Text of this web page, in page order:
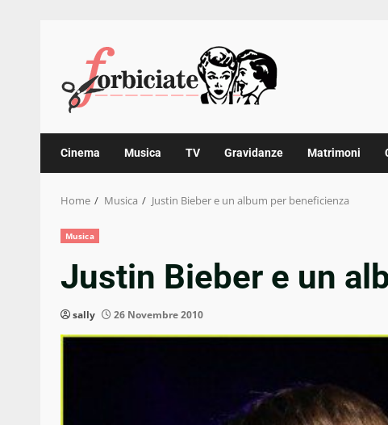
content
Cinema Musica TV Gravidanze Matrimoni
Home Musica Justin Bieber e un album per beneficienza
Musica
Justin Bieber e un
sally 26 Novembre 2010